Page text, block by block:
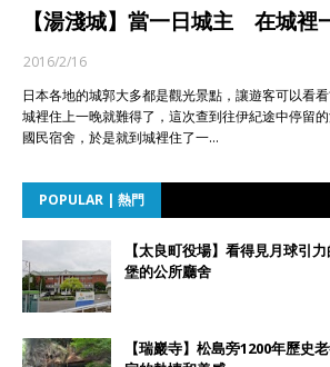
【湯淺城】當一日城主 在城裡
2016/2/16
日本各地的城郭大多都是觀光景點，讓遊客可以看
城裡住上一晚就難得了，這次查到往伊紀途中停留
國民宿舍，於是就到城裡住了一…
POPULAR | 熱門
【太良町役場】看得見月球引
堡的公所廳舍
【瑞巖寺】松島旁1200年歷